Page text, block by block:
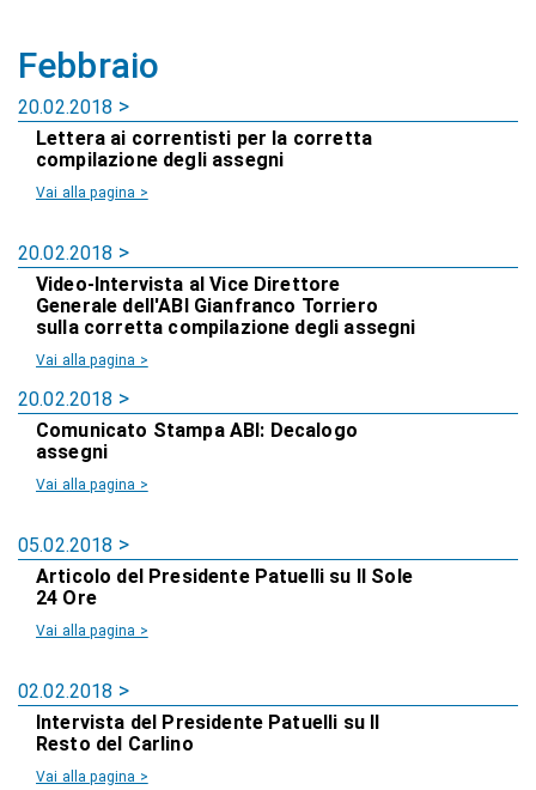
Febbraio
20.02.2018
Lettera ai correntisti per la corretta
compilazione degli assegni
Vai alla pagina >
20.02.2018
Video-Intervista al Vice Direttore
Generale dell'ABI Gianfranco Torriero
sulla corretta compilazione degli assegni
Vai alla pagina >
20.02.2018
Comunicato Stampa ABI: Decalogo
assegni
Vai alla pagina >
05.02.2018
Articolo del Presidente Patuelli su Il Sole
24 Ore
Vai alla pagina >
02.02.2018
Intervista del Presidente Patuelli su Il
Resto del Carlino
Vai alla pagina >